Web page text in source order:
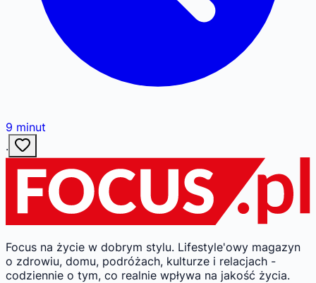
9 minut
·
Focus na życie w dobrym stylu. Lifestyle'owy magazyn
o zdrowiu, domu, podróżach, kulturze i relacjach -
codziennie o tym, co realnie wpływa na jakość życia.